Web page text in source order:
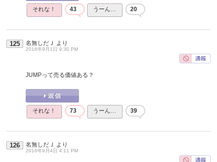
それな！ 43 うーん… 20
125 名無しだＪ より
2016年9月1日 9:30 PM
JUMPって売る価値ある？
それな！ 73 うーん… 39
126 名無しだＪ より
2016年9月4日 4:11 PM